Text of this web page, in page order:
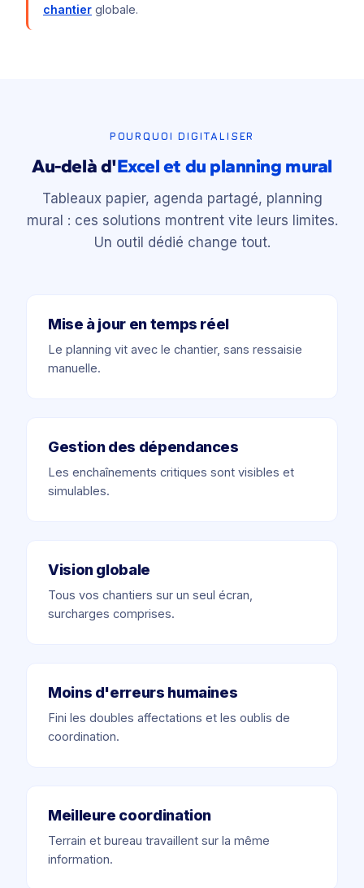
chantier globale.
POURQUOI DIGITALISER
Au-delà d'Excel et du planning mural
Tableaux papier, agenda partagé, planning
mural : ces solutions montrent vite leurs limites.
Un outil dédié change tout.
Mise à jour en temps réel
Le planning vit avec le chantier, sans ressaisie
manuelle.
Gestion des dépendances
Les enchaînements critiques sont visibles et
simulables.
Vision globale
Tous vos chantiers sur un seul écran,
surcharges comprises.
Moins d'erreurs humaines
Fini les doubles affectations et les oublis de
coordination.
Meilleure coordination
Terrain et bureau travaillent sur la même
information.